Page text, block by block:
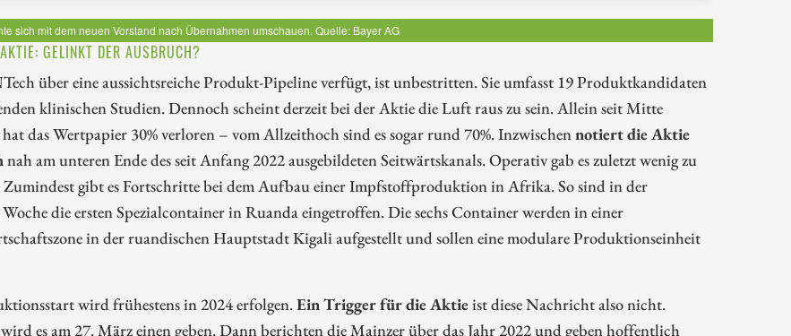
sich mit dem neuen Vorstand nach Übernahmen umschauen. Quelle: Bayer AG
GELINKT DER AUSBRUCH?
über eine aussichtsreiche Produkt-Pipeline verfügt, ist unbestritten. Sie umfasst 19 Produktkandidaten
klinischen Studien. Dennoch scheint derzeit bei der Aktie die Luft raus zu sein. Allein seit Mitte
das Wertpapier 30% verloren – vom Allzeithoch sind es sogar rund 70%. Inzwischennotiert die Aktie
nah am unteren Ende des seit Anfang 2022 ausgebildeten Seitwärtskanals. Operativ gab es zuletzt wenig zu
gibt es Fortschritte bei dem Aufbau einer Impfstoffproduktion in Afrika. So sind in der
die ersten Spezialcontainer in Ruanda eingetroffen. Die sechs Container werden in einer
in der ruandischen Hauptstadt Kigali aufgestellt und sollen eine modulare Produktionseinheit
wird frühestens in 2024 erfolgen.Ein Trigger für die Aktieist diese Nachricht also nicht.
es am 27. März einen geben. Dann berichten die Mainzer über das Jahr 2022 und geben hoffentlich